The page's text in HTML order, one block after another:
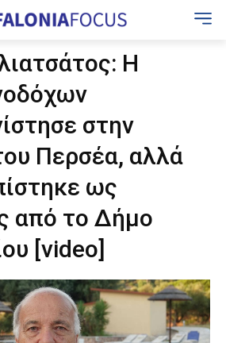
Η
στην
Περσέα, αλλά
ως
από το Δήμο
[video]